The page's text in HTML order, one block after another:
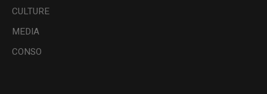
CULTURE
MEDIA
CONSO